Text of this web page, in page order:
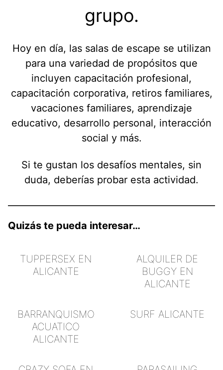
grupo.
Hoy en día, las salas de escape se utilizan
para una variedad de propósitos que
incluyen capacitación profesional,
capacitación corporativa, retiros familiares,
vacaciones familiares, aprendizaje
educativo, desarrollo personal, interacción
social y más.
Si te gustan los desafíos mentales, sin
duda, deberías probar esta actividad.
Quizás te pueda interesar…
TUPPERSEX EN
ALICANTE
ALQUILER DE
BUGGY EN
ALICANTE
BARRANQUISMO
ACUATICO
ALICANTE
SURF ALICANTE